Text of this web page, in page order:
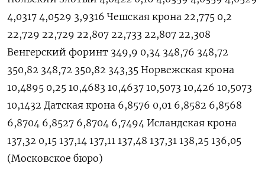
4,0317 4,0529 3,9316 Чешская крона 22,775 0,2
22,729 22,729 22,807 22,733 22,807 22,308
Венгерский форинт 349,9 0,34 348,76 348,72
350,82 348,72 350,82 343,35 Норвежская крона
10,4895 0,25 10,4683 10,4637 10,5073 10,426 10,5073
10,1432 Датская крона 6,8576 0,01 6,8582 6,8568
6,8704 6,8527 6,8704 6,7494 Исландская крона
137,32 0,15 137,14 137,11 137,48 137,31 138,25 136,05
(Московское бюро)